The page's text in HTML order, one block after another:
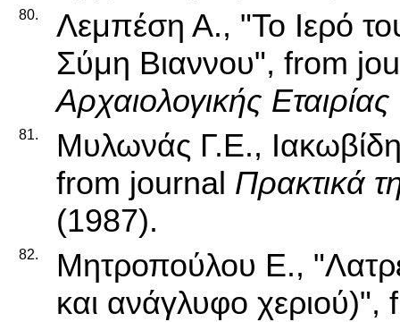
80.
Λεμπέση Α., "Το Ιερό
Σύμη Βιαννου", from
Αρχαιολογικής Εταιρίας
81.
Μυλωνάς Γ.Ε.,
from journal Πρακτικά
(1987).
82.
Μητροπούλου Ε.,
και ανάγλυφο